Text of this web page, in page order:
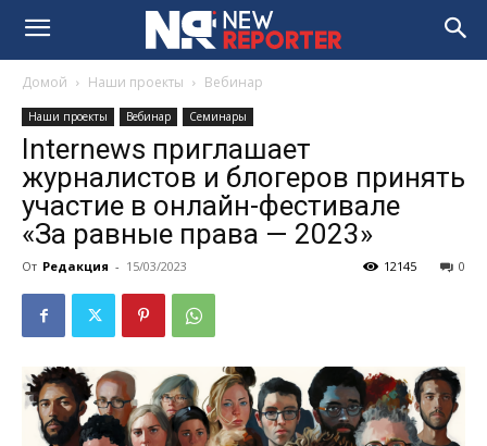
Домой Наши проекты Вебинар
Наши проекты Вебинар Семинары
Internews приглашает
журналистов и блогеров принять
участие в онлайн-фестивале
«За равные права — 2023»
От Редакция - 15/03/2023 0
12145